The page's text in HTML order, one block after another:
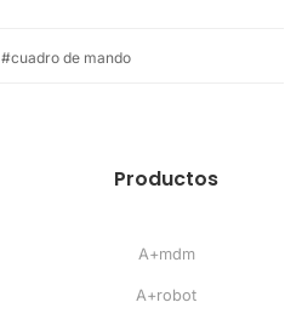
#cuadro de mando
Productos
A+mdm
A+robot